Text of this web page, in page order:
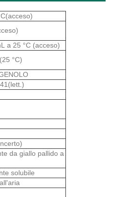
a 25 °C (acceso)
°C)
da giallo pallido a
solubile